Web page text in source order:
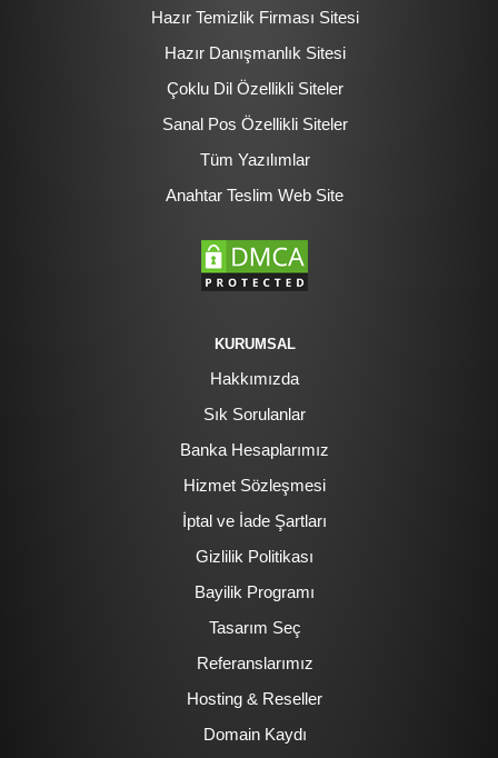
Hazır Temizlik Firması Sitesi
Hazır Danışmanlık Sitesi
Çoklu Dil Özellikli Siteler
Sanal Pos Özellikli Siteler
Tüm Yazılımlar
Anahtar Teslim Web Site
KURUMSAL
Hakkımızda
Sık Sorulanlar
Banka Hesaplarımız
Hizmet Sözleşmesi
İptal ve İade Şartları
Gizlilik Politikası
Bayilik Programı
Tasarım Seç
Referanslarımız
Hosting & Reseller
Domain Kaydı